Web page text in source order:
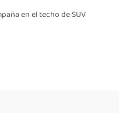
en el techo de SUV